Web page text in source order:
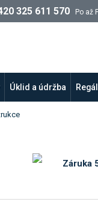
325 611 570 Po až
Úklid a údržba
Záruka